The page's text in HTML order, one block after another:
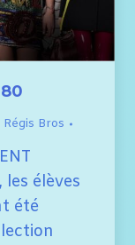
Régis Bros
les élèves
été